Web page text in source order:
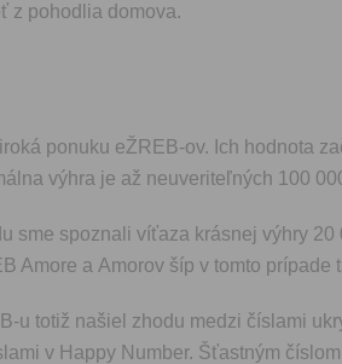
z pohodlia domova.
ponuku eŽREB-ov. Ich hodnota
výhra je až neuveriteľných 100
sme spoznali víťaza krásnej výhry 20
Amore a Amorov šíp v tomto prípade
u totiž našiel zhodu medzi číslami
v Happy Number. Šťastným